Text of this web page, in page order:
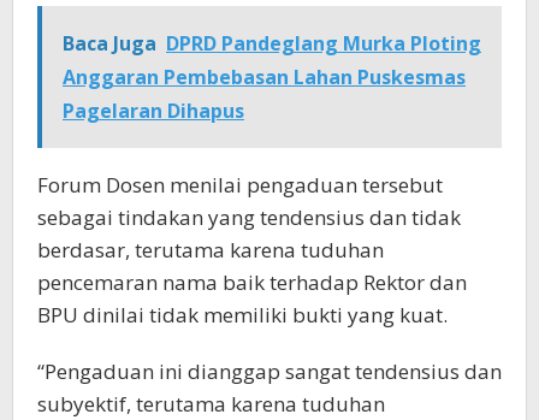
Baca Juga DPRD Pandeglang Murka Ploting
Anggaran Pembebasan Lahan Puskesmas
Pagelaran Dihapus
Forum Dosen menilai pengaduan tersebut
sebagai tindakan yang tendensius dan tidak
berdasar, terutama karena tuduhan
pencemaran nama baik terhadap Rektor dan
BPU dinilai tidak memiliki bukti yang kuat.
“Pengaduan ini dianggap sangat tendensius dan
subyektif, terutama karena tuduhan